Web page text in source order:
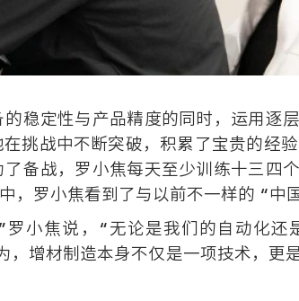
稳定性与产品精度的同时，运用逐
挑战中不断突破，积累了宝贵的经
备战，罗小焦每天至少训练十三四
罗小焦看到了与以前不一样的 “中国
小焦说，“无论是我们的自动化还
增材制造本身不仅是一项技术，更